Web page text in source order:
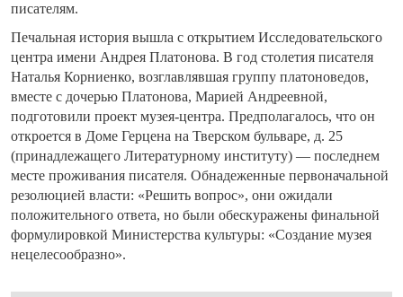
писателям.
Печальная история вышла с открытием Исследовательского
центра имени Андрея Платонова. В год столетия писателя
Наталья Корниенко, возглавлявшая группу платоноведов,
вместе с дочерью Платонова, Марией Андреевной,
подготовили проект музея-центра. Предполагалось, что он
откроется в Доме Герцена на Тверском бульваре, д. 25
(принадлежащего Литературному институту) — последнем
месте проживания писателя. Обнадеженные первоначальной
резолюцией власти: «Решить вопрос», они ожидали
положительного ответа, но были обескуражены финальной
формулировкой Министерства культуры: «Создание музея
нецелесообразно».